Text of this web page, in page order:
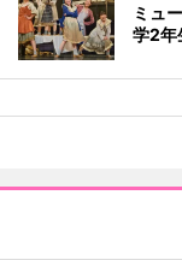
ミュ
学2年